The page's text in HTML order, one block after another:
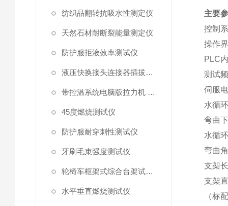
纺织品翻转抗吸水性测定仪
天然石材耐断裂能量测定仪
防护服拒液效率测试仪
液压快换接头连接器插拔泄漏测试仪
带控温系统电脑版拉力机 统电脑版拉力机
45度燃烧测试仪
防护服耐穿刺性测试仪
牙刷毛束强度测试仪
轮椅车框架式综合台架试验机
水平垂直燃烧测试仪
主要
控制
操作
PLC
测试
伺服
水循
弯曲
水循
弯曲
支架
支架
（标